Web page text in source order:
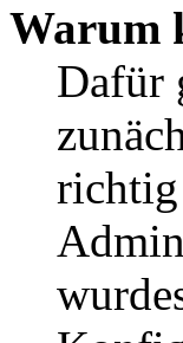
Warum
Dafür
richtig